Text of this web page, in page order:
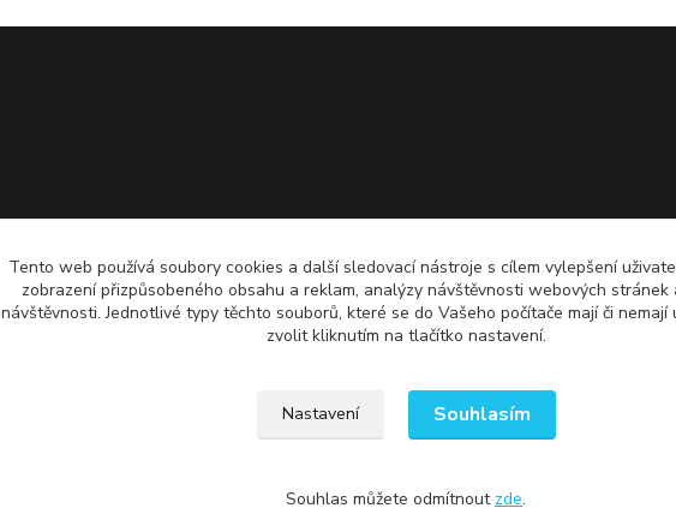
Tento web používá soubory cookies a další sledovací nástroje s cílem vylepšení
zobrazení přizpůsobeného obsahu a reklam, analýzy návštěvnosti webových stránek
návštěvnosti. Jednotlivé typy těchto souborů, které se do Vašeho počítače mají či nemají
zvolit kliknutím na tlačítko nastavení.
Nastavení Souhlasím
Souhlas můžete odmítnout zde.